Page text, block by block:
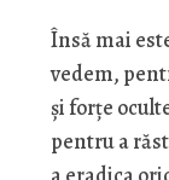
Însă mai
vedem,
și forțe
pentru a